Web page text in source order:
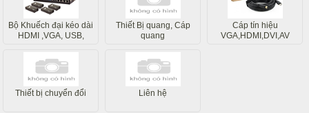
Bộ Khuếch đại kéo dài
HDMI ,VGA, USB,
Thiết Bị quang, Cáp
quang
Cáp tín hiệu
VGA,HDMI,DVI,AV
Thiết bị chuyển đổi Liên hệ